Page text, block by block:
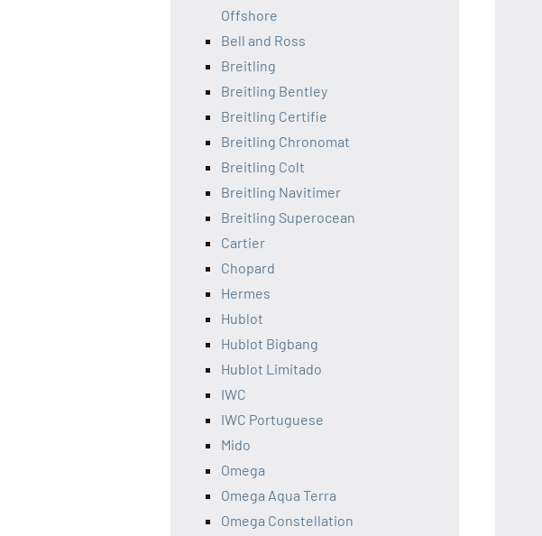
Offshore
Bell and Ross
Breitling
Breitling Bentley
Breitling Certifie
Breitling Chronomat
Breitling Colt
Breitling Navitimer
Breitling Superocean
Cartier
Chopard
Hermes
Hublot
Hublot Bigbang
Hublot Limitado
IWC
IWC Portuguese
Mido
Omega
Omega Aqua Terra
Omega Constellation